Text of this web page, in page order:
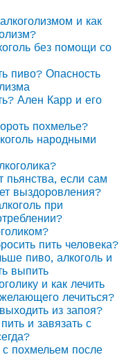
и как
без помощи со
пиво? Опасность
Ален Карр и его
похмелье?
народными
пьянства, если сам
выздоровления?
при
пить человека?
пиво, алкоголь и
выпить
и как лечить
лечиться?
из запоя?
и завязать с
с похмельем после